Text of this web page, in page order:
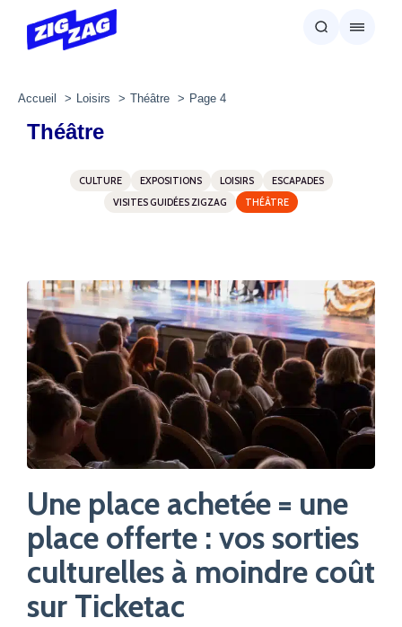
Accueil Loisirs Théâtre Page 4
Théâtre
CULTURE EXPOSITIONS LOISIRS
ESCAPADES
VISITES GUIDÉES ZIGZAG
THÉÂTRE
Une place achetée = une
place offerte : vos sorties
culturelles à moindre coût
sur Ticketac